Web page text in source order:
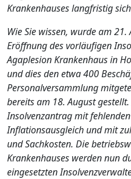
Krankenhauses langfristig
Wie Sie wissen, wurde am 21.
Eröffnung des vorläufigen
Agaplesion Krankenhaus in
und dies den etwa 400
Personalversammlung
bereits am 18. August
Insolvenzantrag mit
Inflationsausgleich und mit
und Sachkosten. Die
Krankenhauses werden nun
eingesetzten